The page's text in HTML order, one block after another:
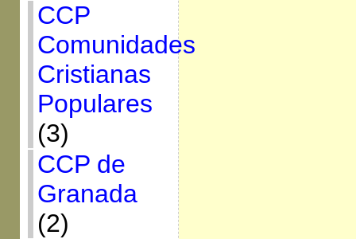
CCP
Comunidades
Cristianas
Populares
(3)
CCP de
Granada
(2)